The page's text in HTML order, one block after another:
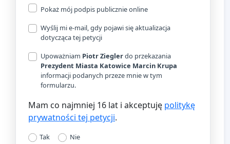
Pokaż mój podpis publicznie online
Wyślij mi e-mail, gdy pojawi się aktualizacja
dotycząca tej petycji
Upoważniam Piotr Zieglerdo przekazania
Prezydent Miasta Katowice Marcin Krupa
informacji podanych przeze mnie w tym
formularzu.
Mam co najmniej 16 lat i akceptuję politykę
prywatności tej petycji.
Tak Nie